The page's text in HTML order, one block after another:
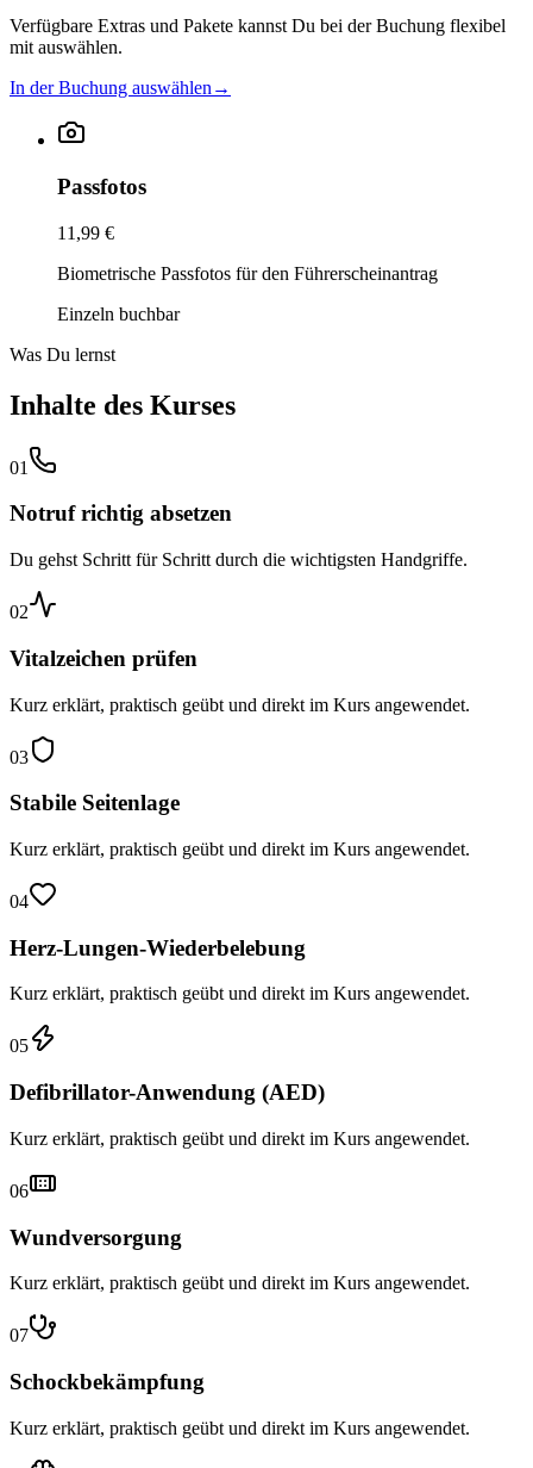
Verfügbare Extras und Pakete kannst Du bei der Buchung flexibel
mit auswählen.
In der Buchung auswählen→
Passfotos
11,99 €
Biometrische Passfotos für den Führerscheinantrag
Einzeln buchbar
Was Du lernst
Inhalte des Kurses
01
Notruf richtig absetzen
Du gehst Schritt für Schritt durch die wichtigsten Handgriffe.
02
Vitalzeichen prüfen
Kurz erklärt, praktisch geübt und direkt im Kurs angewendet.
03
Stabile Seitenlage
Kurz erklärt, praktisch geübt und direkt im Kurs angewendet.
04
Herz-Lungen-Wiederbelebung
Kurz erklärt, praktisch geübt und direkt im Kurs angewendet.
05
Defibrillator-Anwendung (AED)
Kurz erklärt, praktisch geübt und direkt im Kurs angewendet.
06
Wundversorgung
Kurz erklärt, praktisch geübt und direkt im Kurs angewendet.
07
Schockbekämpfung
Kurz erklärt, praktisch geübt und direkt im Kurs angewendet.